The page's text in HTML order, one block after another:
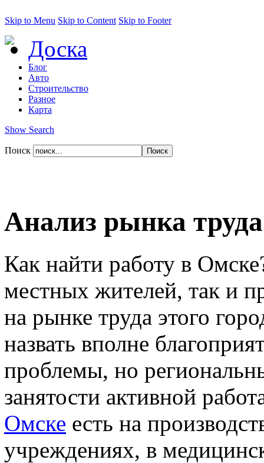
Skip to Menu Skip to Content Skip to Footer
Доска
Блог
Авто
Строительство
Разное
Карта
Show Search
Поиск
Анализ рынка
Как найти работу в
местных жителей, так и
на рынке труда этого
назвать вполне
проблемы, но
занятости активной
Омске есть на
учреждениях, в